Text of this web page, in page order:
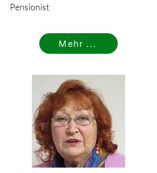
Pensionist
Mehr ...